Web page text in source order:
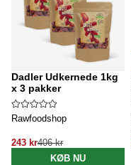
Dadler Udkernede 1kg
x 3 pakker
Rawfoodshop
243 kr406 kr
KØB NU